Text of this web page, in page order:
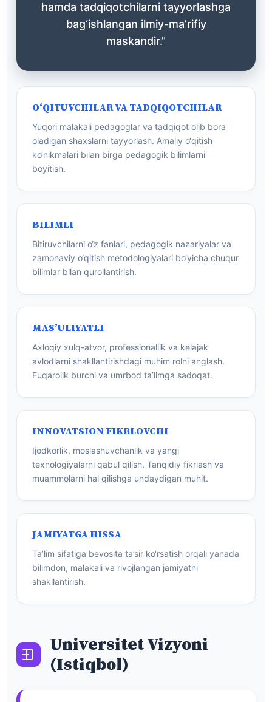
hamda tadqiqotchilarni tayyorlashga
bag‘ishlangan ilmiy-ma’rifiy
maskandir."
O‘QITUVCHILAR VA TADQIQOTCHILAR
Yuqori malakali pedagoglar va tadqiqot olib bora
oladigan shaxslarni tayyorlash. Amaliy o‘qitish
ko‘nikmalari bilan birga pedagogik bilimlarni
boyitish.
BILIMLI
Bitiruvchilarni o‘z fanlari, pedagogik nazariyalar va
zamonaviy o‘qitish metodologiyalari bo‘yicha chuqur
bilimlar bilan qurollantirish.
MAS’ULIYATLI
Axloqiy xulq-atvor, professionallik va kelajak
avlodlarni shakllantirishdagi muhim rolni anglash.
Fuqarolik burchi va umrbod ta’limga sadoqat.
INNOVATSION FIKRLOVCHI
Ijodkorlik, moslashuvchanlik va yangi
texnologiyalarni qabul qilish. Tanqidiy fikrlash va
muammolarni hal qilishga undaydigan muhit.
JAMIYATGA HISSA
Ta’lim sifatiga bevosita ta’sir ko‘rsatish orqali yanada
bilimdon, malakali va rivojlangan jamiyatni
shakllantirish.
Universitet Vizyoni
(Istiqbol)